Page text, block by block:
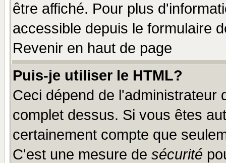
être affiché. Pour plus
accessible depuis le formulaire
Revenir en haut de page
Puis-je utiliser le HTML?
Ceci dépend de l'administrateur
complet dessus. Si vous êtes
certainement compte que
C'est une mesure de sécurité